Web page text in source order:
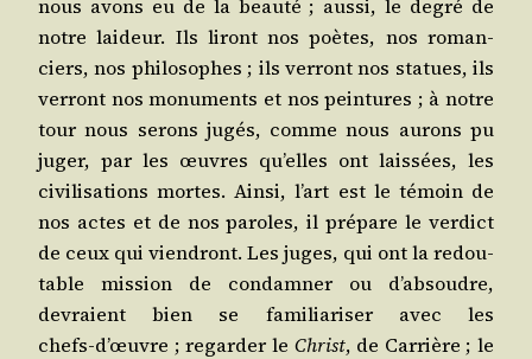
nous avons eu de la beau­té ; aus­si, le degré de
notre lai­deur. Ils liront nos poètes, nos roman­
ciers, nos phi­lo­sophes ; ils ver­ront nos sta­tues, ils
ver­ront nos monu­ments et nos pein­tures ; à notre
tour nous serons jugés, comme nous aurons pu
juger, par les œuvres qu’elles ont lais­sées, les
civi­li­sa­tions mortes. Ain­si, l’art est le témoin de
nos actes et de nos paroles, il pré­pare le ver­dict
de ceux qui vien­dront. Les juges, qui ont la redou­
table mis­sion de condam­ner ou d’absoudre,
devraient bien se fami­lia­ri­ser avec les
chefs‑d’œuvre ; regar­der le Christ, de Car­rière ; le